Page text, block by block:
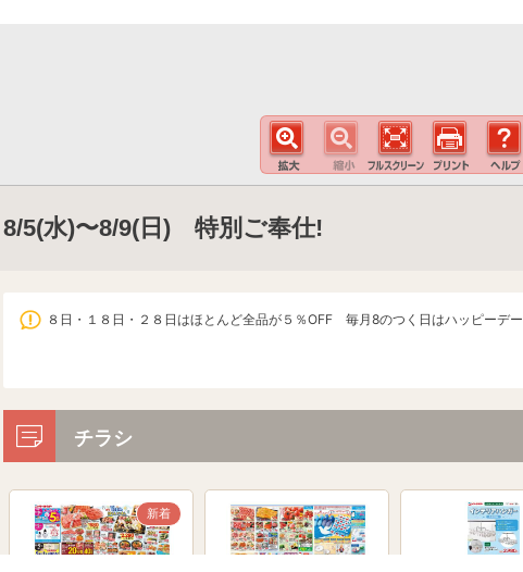
8/5(水)〜8/9(日) 特別ご奉仕!
８日・１８日・２８日はほとんど全品が５％OFF 毎月8のつく日はハッピーデー
チラシ
新着